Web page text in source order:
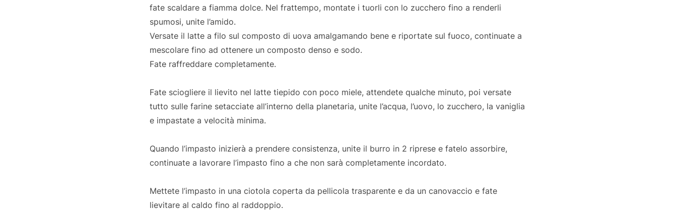
fate scaldare a fiamma dolce. Nel frattempo, montate i tuorli con lo zucchero fino a renderli
spumosi, unite l’amido.
Versate il latte a filo sul composto di uova amalgamando bene e riportate sul fuoco, continuate a
mescolare fino ad ottenere un composto denso e sodo.
Fate raffreddare completamente.
Fate sciogliere il lievito nel latte tiepido con poco miele, attendete qualche minuto, poi versate
tutto sulle farine setacciate all’interno della planetaria, unite l’acqua, l’uovo, lo zucchero, la vaniglia
e impastate a velocità minima.
Quando l’impasto inizierà a prendere consistenza, unite il burro in 2 riprese e fatelo assorbire,
continuate a lavorare l’impasto fino a che non sarà completamente incordato.
Mettete l’impasto in una ciotola coperta da pellicola trasparente e da un canovaccio e fate
lievitare al caldo fino al raddoppio.